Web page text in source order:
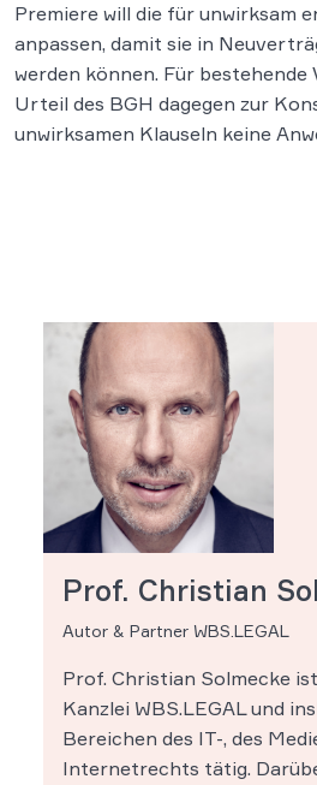
Premiere will die für unwirksam
anpassen, damit sie in
werden können. Für bestehende
Urteil des BGH dagegen zur
unwirksamen Klauseln keine
Prof. Christian
Autor & Partner WBS.LEGAL
Prof. Christian Solmecke
Kanzlei WBS.LEGAL und
Bereichen des IT-, des
Internetrechts tätig.